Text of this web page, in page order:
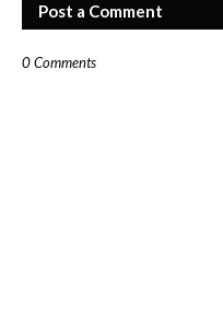
Post a Comment
0 Comments